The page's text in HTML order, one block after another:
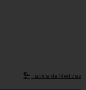
Tabela de Medidas